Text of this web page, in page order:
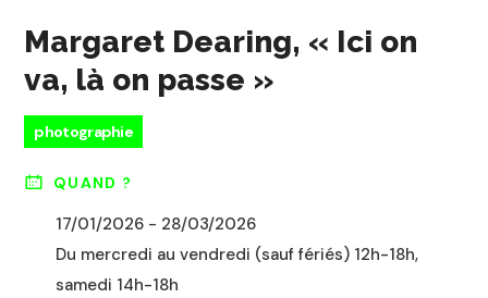
Margaret Dearing, « Ici on
va, là on passe »
photographie
QUAND ?
17/01/2026 - 28/03/2026
Du mercredi au vendredi (sauf fériés) 12h-18h,
samedi 14h-18h